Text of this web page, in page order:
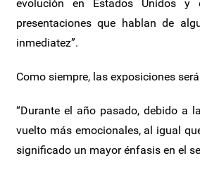
evolución en Estados Unidos y
presentaciones que hablan de
inmediatez”.
Como siempre, las exposiciones
“Durante el año pasado, debido a
vuelto más emocionales, al igual
significado un mayor énfasis en el